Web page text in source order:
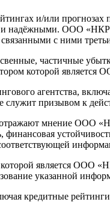
и/или прогнозах
ООО «НКР»
с ними
частичные
которой является
агентства,
призывом к
мнение ООО
финансовая
является ООО
указанной
кредитные